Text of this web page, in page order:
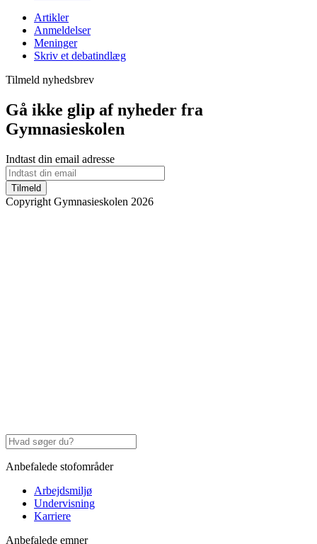
Artikler
Anmeldelser
Meninger
Skriv et debatindlæg
Tilmeld nyhedsbrev
Gå ikke glip af nyheder fra
Gymnasieskolen
Indtast din email adresse
Tilmeld
Copyright Gymnasieskolen 2026
Anbefalede stofområder
Arbejdsmiljø
Undervisning
Karriere
Anbefalede emner